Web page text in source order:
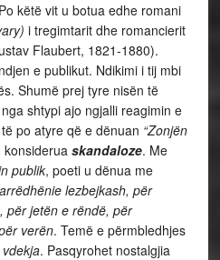
këtë vit u botua edhe romani
i tregimtarit dhe romancierit
Flaubert, 1821-1880).
e publikut. Ndikimi i tij mbi
Shumë prej tyre nisën të
shtypi ajo ngjalli reagimin e
po atyre që e dënuan “Zonjën
skandaloze. Me
publik, poeti u dënua me
lezbejkash, për
për jetën e rëndë, për
verën. Temë e përmbledhjes
vdekja. Pasqyrohet nostalgjia